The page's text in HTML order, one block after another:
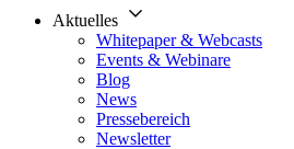
Aktuelles
Whitepaper & Webcasts
Events & Webinare
Blog
News
Pressebereich
Newsletter